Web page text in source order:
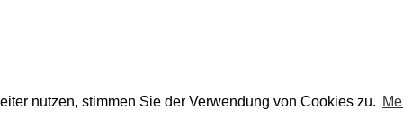
nutzen, stimmen Sie der Verwendung von Cookies zu.